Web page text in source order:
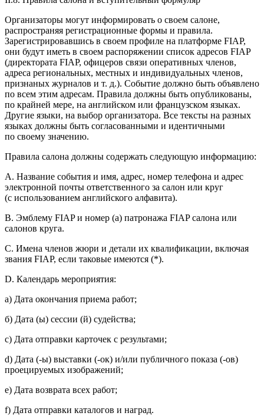
Организаторы могут информировать о своем салоне,
распространяя регистрационные формы и правила.
Зарегистрировавшись в своем профиле на платформе FIAP,
они будут иметь в своем распоряжении список адресов FIAP
(директората FIAP, офицеров связи оперативных членов,
адреса региональных, местных и индивидуальных членов,
признаных журналов и т. д.). Событие должно быть объявлено
по всем этим адресам. Правила должны быть опубликованы,
по крайней мере, на английском или французском языках.
Другие языки, на выбор организатора. Все тексты на разных
языках должны быть согласованными и идентичными
по своему значению.
Правила салона должны содержать следующую информацию:
A. Название события и имя, адрес, номер телефона и адрес
электронной почты ответственного за салон или круг
(с использованием английского алфавита).
B. Эмблему FIAP и номер (а) патронажа FIAP салона или
салонов круга.
C. Имена членов жюри и детали их квалификации, включая
звания FIAP, если таковые имеются (*).
D. Календарь мероприятия:
а) Дата окончания приема работ;
б) Дата (ы) сессии (й) судейства;
c) Дата отправки карточек с результами;
d) Дата (-ы) выставки (-ок) и/или публичного показа (-ов)
проецируемых изображений;
e) Дата возврата всех работ;
f) Дата отправки каталогов и наград.